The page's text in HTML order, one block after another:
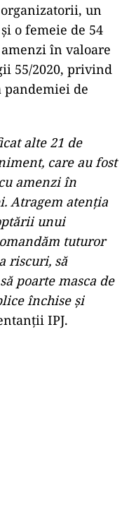
un
o femeie de 54
în valoare
55/2020, privind
pandemiei de
alte 21 de
care au fost
amenzi în
Atragem atenţia
unui
tuturor
riscuri, să
poarte masca de
închise şi
IPJ.